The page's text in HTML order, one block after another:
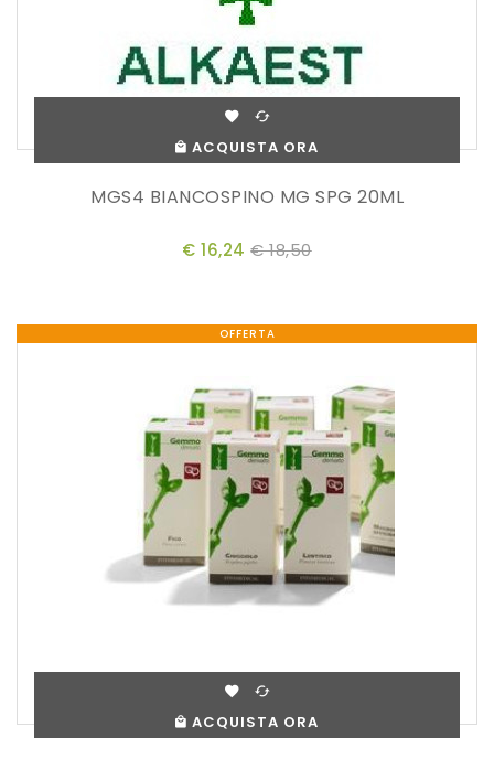
ACQUISTA ORA
MGS4 BIANCOSPINO MG SPG 20ML
€ 16,24 € 18,50
OFFERTA
ACQUISTA ORA